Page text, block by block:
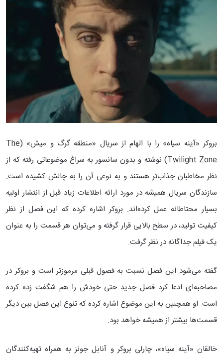
بروکر «آینه سیاه» را با الهام از سریال «منطقه گرگ و میش» (The
Twilight Zone) نوشته و بدون سانسور به سراغ موضوعاتی رفته که از
نظر مخاطبان جذاب‌تر هستند و به نوعی آن را به چالش کشیده است.
سازندگان سریال همیشه در مورد ارائه اطلاعات زیاد قبل از انتشار اولیه
بسیار محتاطانه عمل کرده‌اند. بروکر اشاره کرده که این فصل از نظر
کیفیت تولید، در سطح بالایی قرار گرفته و می‌توان هر قسمت را به عنوان
یک فیلم جداگانه در نظر گرفت.
گفته می‌شود این فصل نسبت به فصول قبلی مرموزتر است و بروکر در
مصاحبه‌ای ادعا کرد فصل جدید حتی خودش را هم شگفت زده کرده
است. او همچنین به این موضوع اشاره کرده که تنوع این فصل بین دیگر
قسمت‌ها بیشتر از همیشه خواهد بود.
خالقان «آینه سیاه»، چارلی بروکر و آنابل جونز به همراه تهیه‌کنندگان